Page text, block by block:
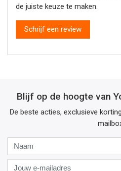
de juiste keuze te maken.
Schrijf een review
Blijf op de hoogte van
De beste acties, exclusieve
Jouw